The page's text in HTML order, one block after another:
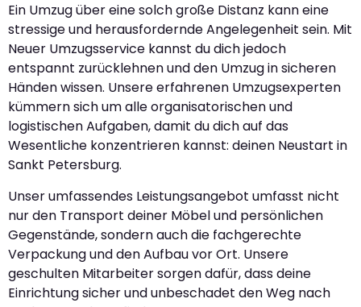
Ein Umzug über eine solch große Distanz kann eine
stressige und herausfordernde Angelegenheit sein. Mit
Neuer Umzugsservice kannst du dich jedoch
entspannt zurücklehnen und den Umzug in sicheren
Händen wissen. Unsere erfahrenen Umzugsexperten
kümmern sich um alle organisatorischen und
logistischen Aufgaben, damit du dich auf das
Wesentliche konzentrieren kannst: deinen Neustart in
Sankt Petersburg.
Unser umfassendes Leistungsangebot umfasst nicht
nur den Transport deiner Möbel und persönlichen
Gegenstände, sondern auch die fachgerechte
Verpackung und den Aufbau vor Ort. Unsere
geschulten Mitarbeiter sorgen dafür, dass deine
Einrichtung sicher und unbeschadet den Weg nach